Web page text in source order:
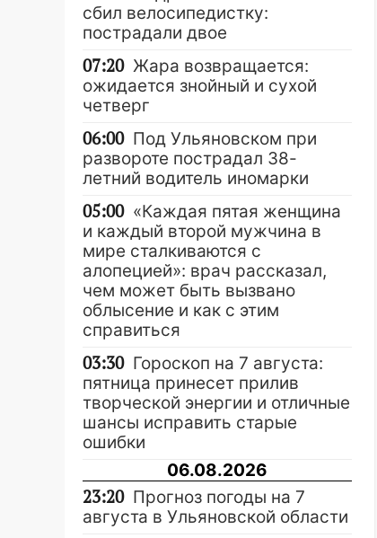
сбил велосипедистку:
пострадали двое
07:20 Жара возвращается:
ожидается знойный и сухой
четверг
06:00 Под Ульяновском при
развороте пострадал 38-
летний водитель иномарки
05:00 «Каждая пятая женщина
и каждый второй мужчина в
мире сталкиваются с
алопецией»: врач рассказал,
чем может быть вызвано
облысение и как с этим
справиться
03:30 Гороскоп на 7 августа:
пятница принесет прилив
творческой энергии и отличные
шансы исправить старые
ошибки
06.08.2026
23:20 Прогноз погоды на 7
августа в Ульяновской области